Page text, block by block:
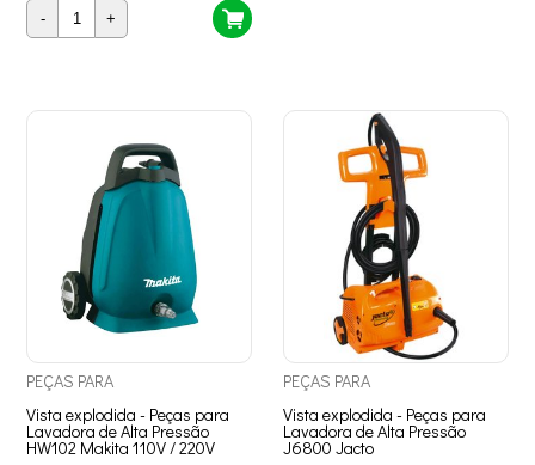
- +
PEÇAS PARA
Vista explodida - Peças para
Lavadora de Alta Pressão
HW102 Makita 110V / 220V
PEÇAS PARA
Vista explodida - Peças para
Lavadora de Alta Pressão
J6800 Jacto